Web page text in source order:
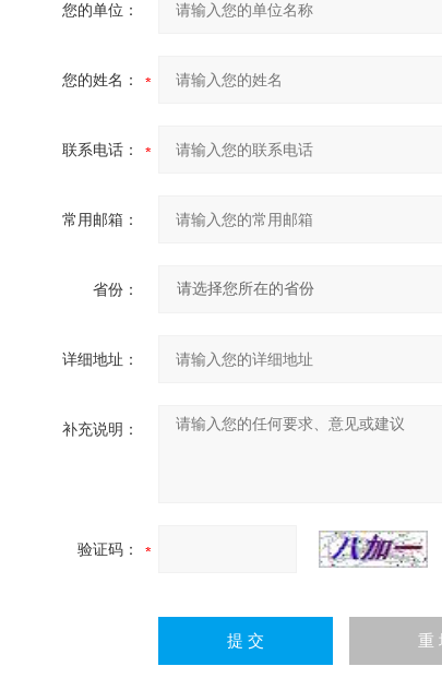
您的单位：
您的姓名：
联系电话：
常用邮箱：
省份：
详细地址：
补充说明：
验证码：